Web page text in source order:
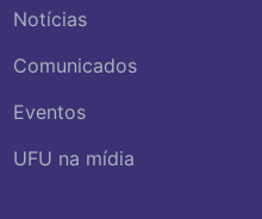
Notícias
Comunicados
Eventos
UFU na mídia